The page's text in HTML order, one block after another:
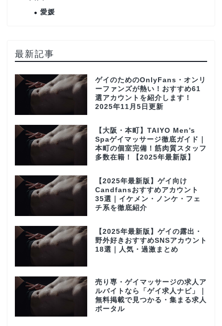
愛媛
最新記事
ゲイのためのOnlyFans・オンリ
ーファンズが熱い！おすすめ61
選アカウントを紹介します！
2025年11月5日更新
【大阪・本町】TAIYO Men’s
Spaゲイマッサージ徹底ガイド｜
本町の個室完備！筋肉質スタッフ
多数在籍！【2025年最新版】
【2025年最新版】ゲイ向け
Candfansおすすめアカウント
35選｜イケメン・ノンケ・フェ
チ系を徹底紹介
【2025年最新版】ゲイの露出・
野外好きおすすめSNSアカウント
18選｜人気・過激まとめ
売り専・ゲイマッサージの求人ア
ルバイトなら「ゲイ求人ナビ」｜
無料掲載で見つかる・集まる求人
ポータル